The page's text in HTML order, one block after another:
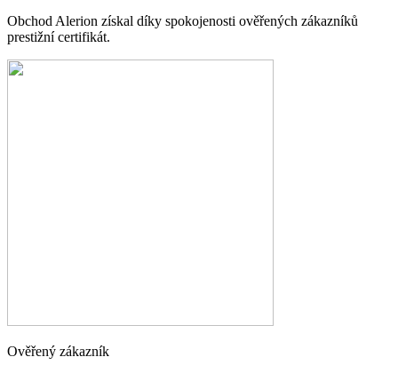
Obchod Alerion získal díky spokojenosti ověřených zákazníků
prestižní certifikát.
Ověřený zákazník